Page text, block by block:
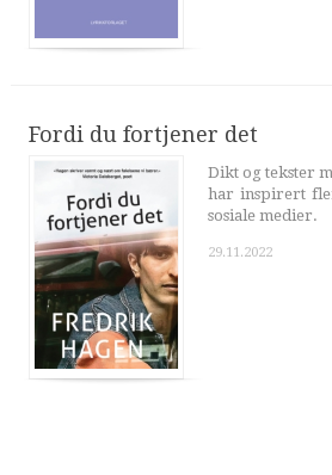
Fordi du fortjener det
Dikt og tekster
har inspirert
sosiale medier.
29.11.2022